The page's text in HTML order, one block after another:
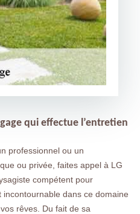
qui effectue l’entretien
professionnel ou un
ou privée, faites appel à LG
compétent pour
incontournable dans ce domaine
rêves. Du fait de sa